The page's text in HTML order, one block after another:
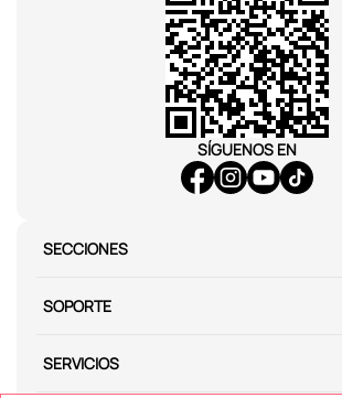
SÍGUENOS EN
SECCIONES
SOPORTE
SERVICIOS